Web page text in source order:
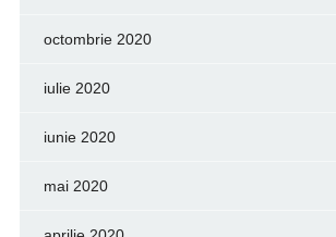
octombrie 2020
iulie 2020
iunie 2020
mai 2020